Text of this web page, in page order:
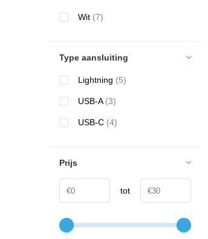
Wit (7)
Type aansluiting
Lightning (5)
USB-A (3)
USB-C (4)
Prijs
tot